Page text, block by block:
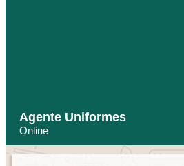
Agente Uniformes
Online